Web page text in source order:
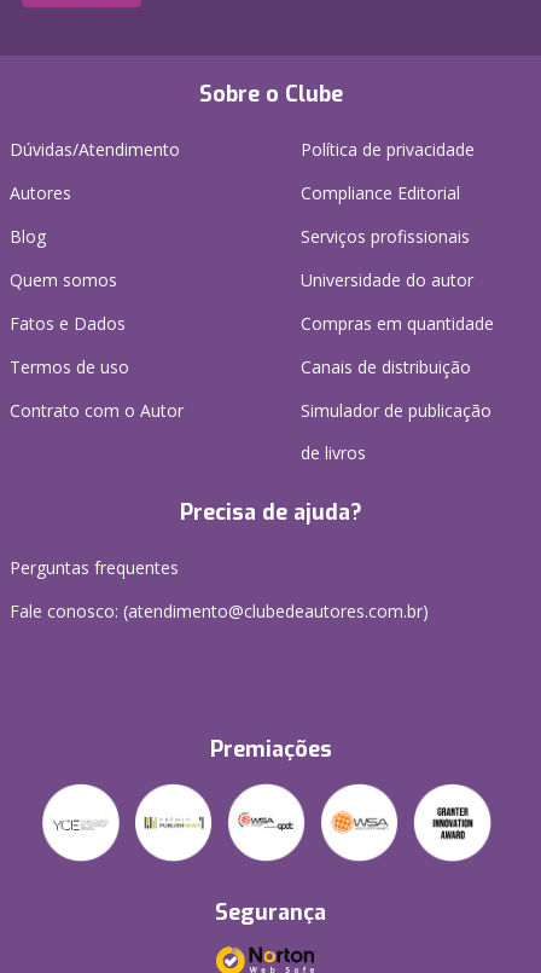
Sobre o Clube
Dúvidas/Atendimento
Autores
Blog
Quem somos
Fatos e Dados
Termos de uso
Contrato com o Autor
Política de privacidade
Compliance Editorial
Serviços profissionais
Universidade do autor
Compras em quantidade
Canais de distribuição
Simulador de publicação
de livros
Precisa de ajuda?
Perguntas frequentes
Fale conosco: (atendimento@clubedeautores.com.br)
Premiações
Segurança